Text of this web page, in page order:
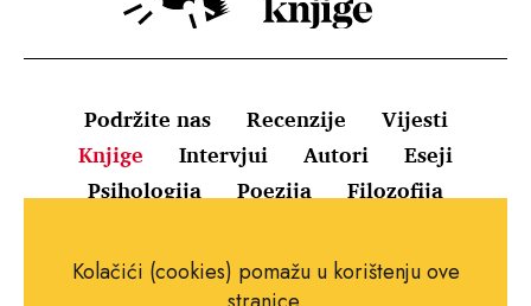
Podržite nas Recenzije
Vijesti
Knjige
Intervjui Autori
Eseji
Psihologija
Poezija Filozofija
Uvjeti korištenja
Pravila o kolačićima
Impressum
Kolačići (cookies) pomažu u korištenju ove